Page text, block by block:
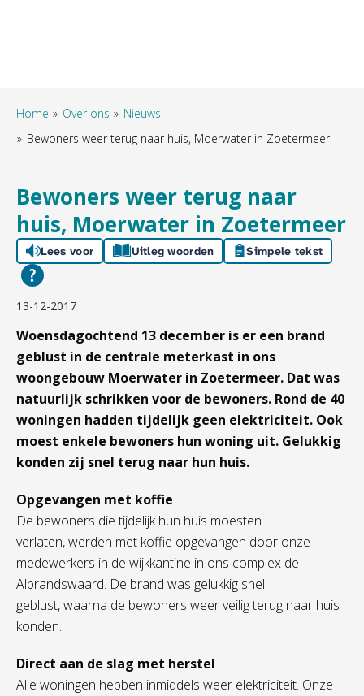
Home Over ons
Nieuws
Bewoners weer terug naar huis, Moerwater in Zoetermeer
Bewoners weer terug naar
huis, Moerwater in Zoetermeer
Lees voor Uitleg woorden Simpele tekst
13-12-2017
Woensdagochtend 13 december is er een brand
geblust in de centrale meterkast in ons
woongebouw Moerwater in Zoetermeer. Dat was
natuurlijk schrikken voor de bewoners. Rond de 40
woningen hadden tijdelijk geen elektriciteit. Ook
moest enkele bewoners hun woning uit. Gelukkig
konden zij snel terug naar hun huis.
Opgevangen met koffie
De bewoners die tijdelijk hun huis moesten
verlaten, werden met koffie opgevangen door onze
medewerkers in de wijkkantine in ons complex de
Albrandswaard. De brand was gelukkig snel
geblust, waarna de bewoners weer veilig terug naar huis
konden.
Direct aan de slag met herstel
Alle woningen hebben inmiddels weer elektriciteit. Onze